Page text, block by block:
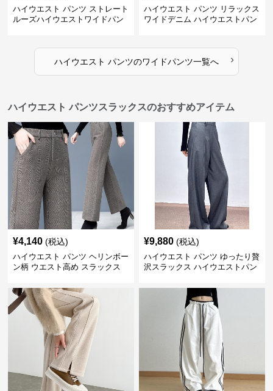
ハイウエスト パンツ ストレート
ルーズハイウエストワイドパン
ハイウエスト パンツ リラックス
ワイドデニム ハイウエストパン
ハイウエスト パンツのワイドパンツ一覧へ ›
ハイウエスト パンツスラックスのおすすめアイテム
¥4,140 (税込)
ハイウエスト パンツ ヘリンボー
ン柄 ウエスト高め スラックス
¥9,880 (税込)
ハイウエスト パンツ ゆったり贅
沢スラックス ハイウエストパン